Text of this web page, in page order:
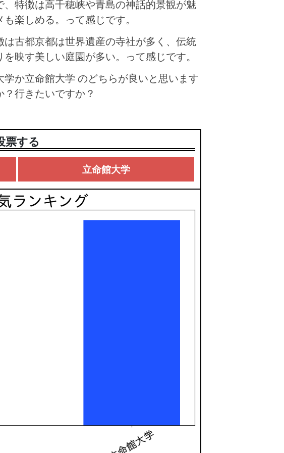
特徴は高千穂峡や青島の神話的景観が魅
楽しめる。って感じです。
古都京都は世界遺産の寺社が多く、伝統
映す美しい庭園が多い。って感じです。
か立命館大学 のどちらが良いと思います
行きたいですか？
票する
立命館大学